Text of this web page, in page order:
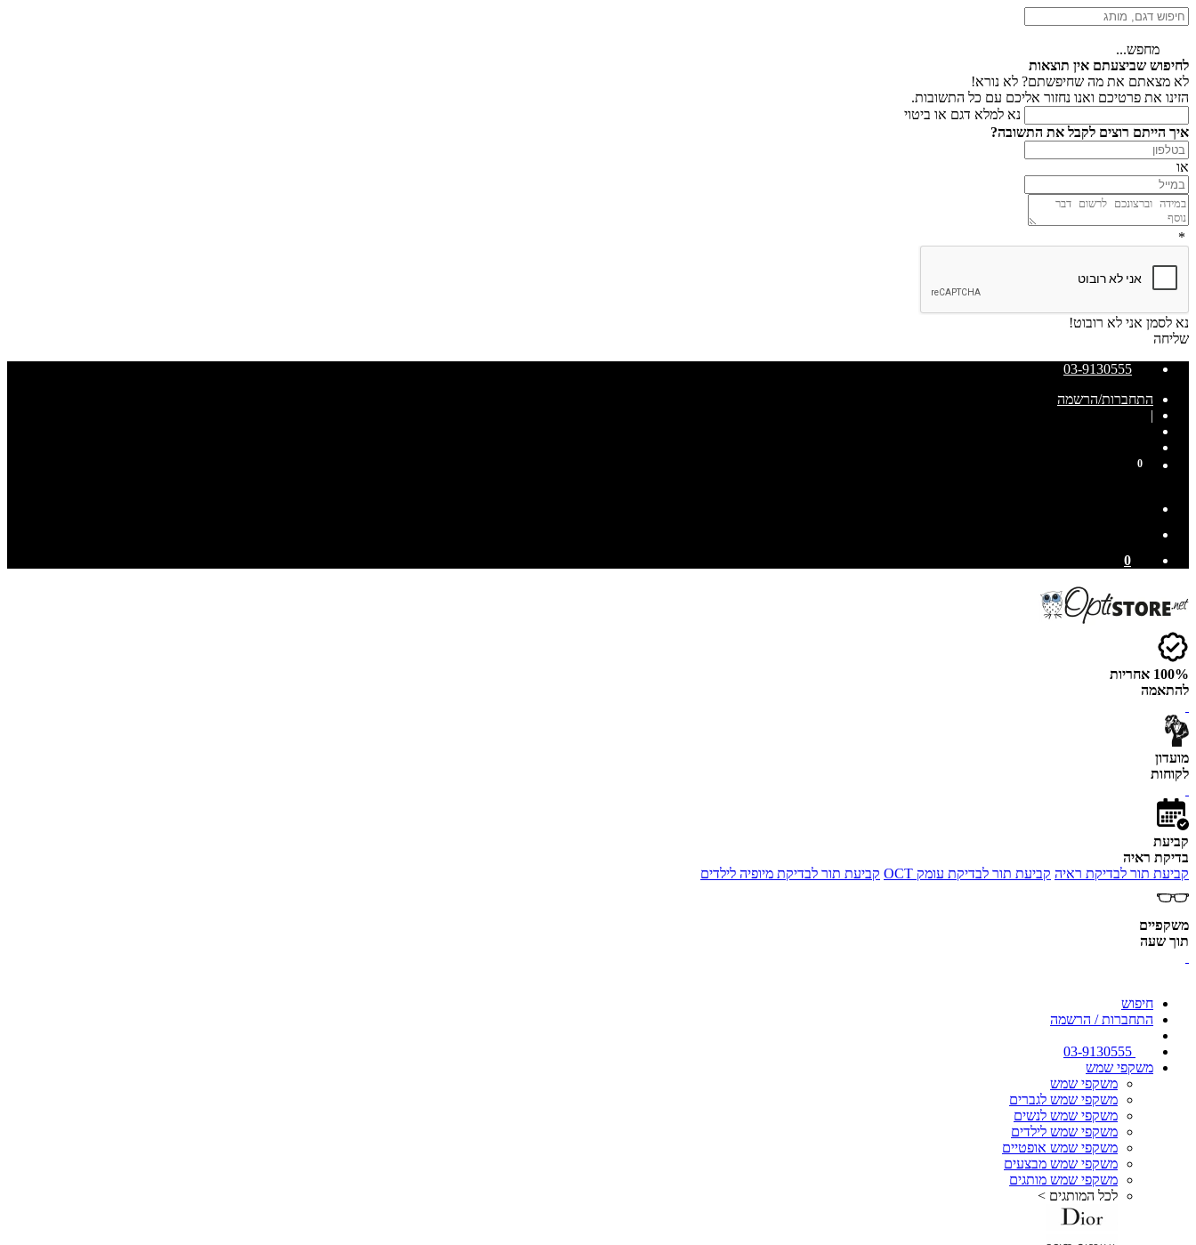
מחפש...
לחיפוש שביצעתם אין תוצאות
לא מצאתם את מה שחיפשתם? לא נורא!
הזינו את פרטיכם ואנו נחזור אליכם עם כל התשובות.
נא למלא דגם או ביטוי
איך הייתם רוצים לקבל את התשובה?
או
*
נא לסמן אני לא רובוט!
שליחה
03-9130555
התחברות/הרשמה
|
0
0
100% אחריות
להתאמה
מועדון
לקוחות
קביעת
בדיקת ראיה
קביעת תור לבדיקת ראיה קביעת תור לבדיקת עומק OCT קביעת תור לבדיקת מיופיה לילדים
משקפיים
תוך שעה
חיפוש
התחברות / הרשמה
משקפי שמש
משקפי שמש
משקפי שמש לגברים
משקפי שמש לנשים
משקפי שמש לילדים
משקפי שמש אופטיים
משקפי שמש מבצעים
משקפי שמש מותגים
לכל המותגים >